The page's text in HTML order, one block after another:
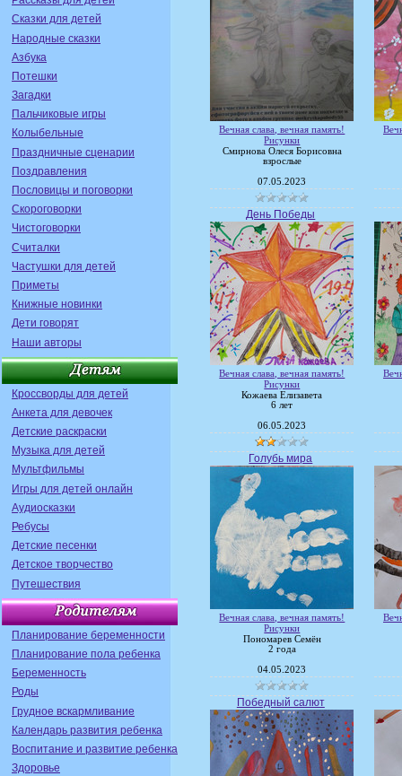
Сказки для детей
Народные сказки
Азбука
Потешки
Загадки
Пальчиковые игры
Колыбельные
Праздничные сценарии
Поздравления
Пословицы и поговорки
Скороговорки
Чистоговорки
Считалки
Частушки для детей
Приметы
Книжные новинки
Дети говорят
Наши авторы
Кроссворды для детей
Анкета для девочек
Детские раскраски
Музыка для детей
Мультфильмы
Игры для детей онлайн
Аудиосказки
Ребусы
Детские песенки
Детское творчество
Путешествия
Планирование беременности
Планирование пола ребенка
Беременность
Роды
Грудное вскармливание
Календарь развития ребенка
Воспитание и развитие ребенка
Здоровье
Вечная слава, вечная память!
Рисунки
Смирнова Олеся Борисовна
взрослые
07.05.2023
День Победы
Вечная слава, вечная память!
Рисунки
Кожаева Елизавета
6 лет
06.05.2023
Голубь мира
Вечная слава, вечная память!
Рисунки
Пономарев Семён
2 года
04.05.2023
Победный салют